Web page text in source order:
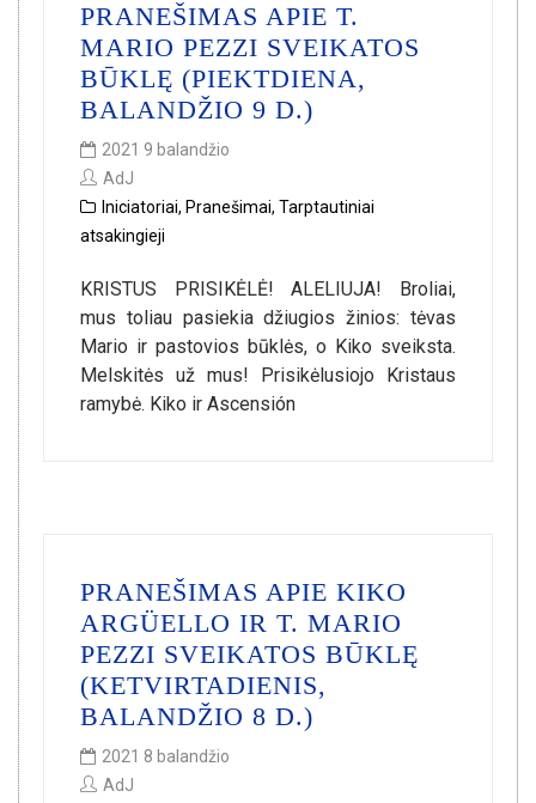
PRANEŠIMAS APIE T.
MARIO PEZZI SVEIKATOS
BŪKLĘ (PIEKTDIENA,
BALANDŽIO 9 D.)
2021 9 balandžio
AdJ
Iniciatoriai, Pranešimai, Tarptautiniai
atsakingieji
KRISTUS PRISIKĖLĖ! ALELIUJA! Broliai,
mus toliau pasiekia džiugios žinios: tėvas
Mario ir pastovios būklės, o Kiko sveiksta.
Melskitės už mus! Prisikėlusiojo Kristaus
ramybė. Kiko ir Ascensión
PRANEŠIMAS APIE KIKO
ARGÜELLO IR T. MARIO
PEZZI SVEIKATOS BŪKLĘ
(KETVIRTADIENIS,
BALANDŽIO 8 D.)
2021 8 balandžio
AdJ